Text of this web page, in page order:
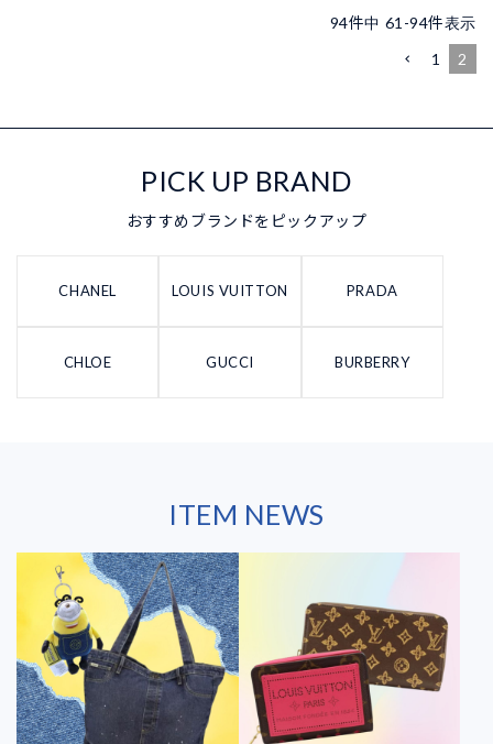
94件中 61 -94件表示
1
2
PICK UP BRAND
おすすめブランドをピックアップ
CHANEL LOUIS VUITTON PRADA
CHLOE GUCCI BURBERRY
ITEM NEWS